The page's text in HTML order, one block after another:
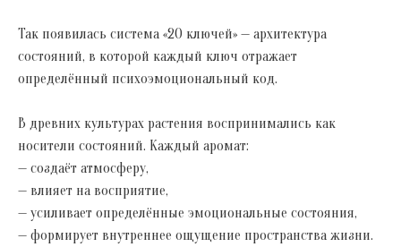
Так появилась система «20 ключей» — архитектура
состояний, в которой каждый ключ отражает
определённый психоэмоциональный код.
В древних культурах растения воспринимались как
носители состояний. Каждый аромат:
— создаёт атмосферу,
— влияет на восприятие,
— усиливает определённые эмоциональные состояния,
— формирует внутреннее ощущение пространства жизни.